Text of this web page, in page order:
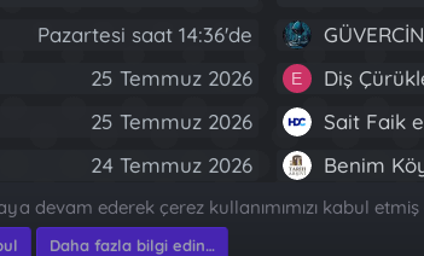
Pazartesi saat 14:36'de
25 Temmuz 2026
25 Temmuz 2026
24 Temmuz 2026
23 Temmuz 2026
E Diş
Sait Faik
Benim
Brastikli
devam ederek çerez kullanımımızı kabul
Daha fazla bilgi edin…